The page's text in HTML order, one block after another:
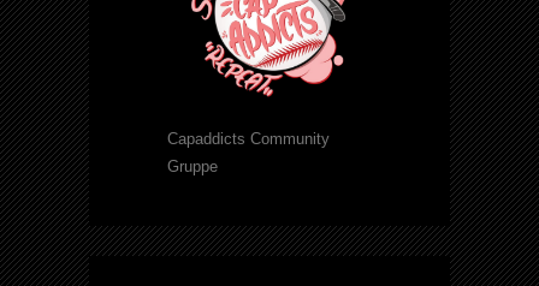
Capaddicts Community
Gruppe